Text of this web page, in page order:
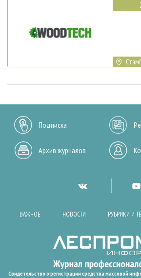
Подписка
Архив журналов
ВАЖНОЕ НОВОСТИ РУБРИКИ И
Свидетельство о регистрации средства массовой